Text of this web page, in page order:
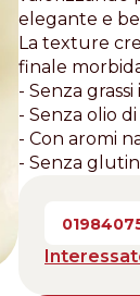
elegante e
La texture
finale
- Senza
- Senza olio
- Con aromi
- Senza